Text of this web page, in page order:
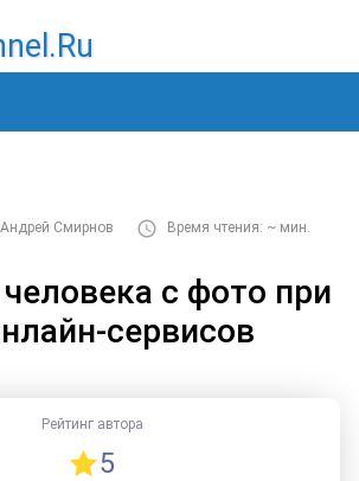
Андрей Смирнов
Время чтения: ~ мин.
с фото при
сервисов
Рейтинг автора
5